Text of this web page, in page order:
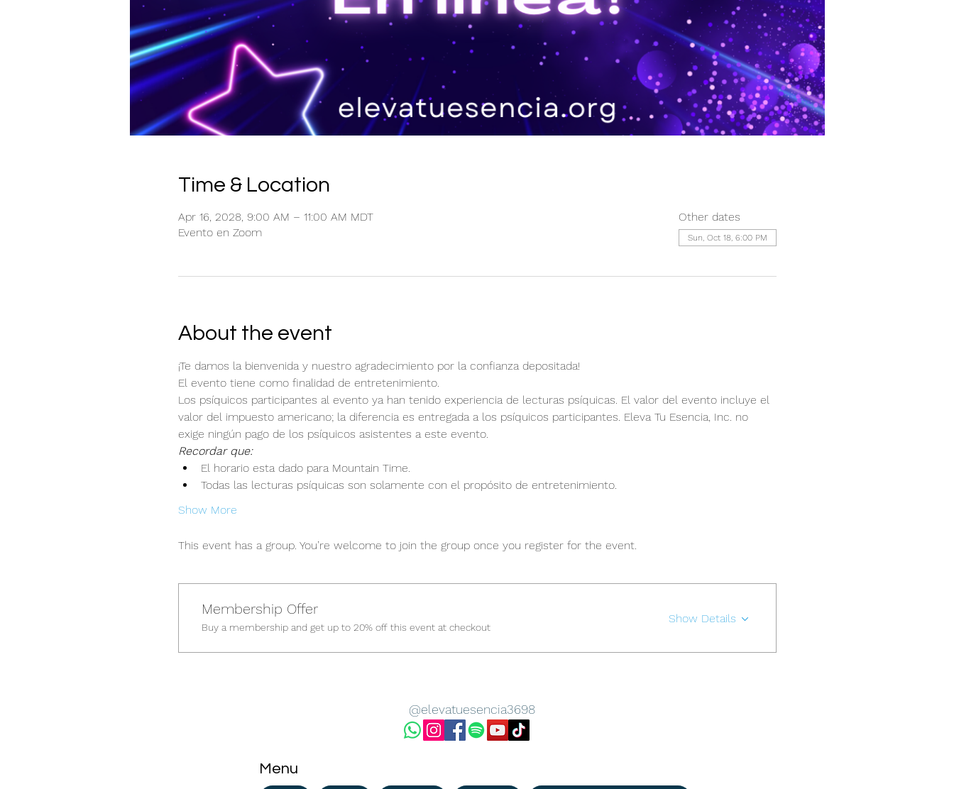
Time & Location
Apr 16, 2028, 9:00 AM – 11:00 AM MDT
Evento en Zoom
Other dates
Sun, Oct 18, 6:00 PM
About the event
¡Te damos la bienvenida y nuestro agradecimiento por la confianza depositada!
El evento tiene como finalidad de entretenimiento.
Los psíquicos participantes al evento ya han tenido experiencia de lecturas psíquicas. El valor del evento incluye el
valor del impuesto americano; la diferencia es entregada a los psíquicos participantes. Eleva Tu Esencia, Inc. no
exige ningún pago de los psíquicos asistentes a este evento.
Recordar que:
El horario esta dado para Mountain Time.
Todas las lecturas psíquicas son solamente con el propósito de entretenimiento.
Show More
This event has a group. You’re welcome to join the group once you register for the event.
Membership Offer
Buy a membership and get up to 20% off this event at checkout
Show Details
@elevatuesencia3698
Menu